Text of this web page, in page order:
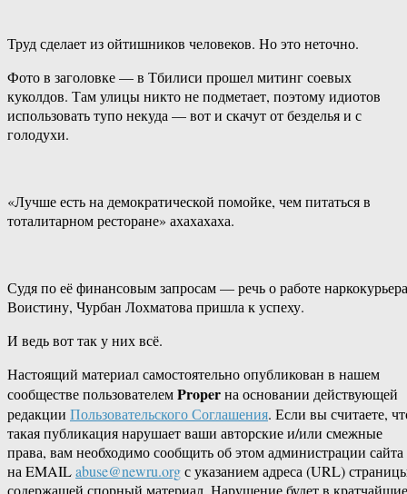
Труд сделает из ойтишников человеков. Но это неточно.
Фото в заголовке — в Тбилиси прошел митинг соевых
куколдов. Там улицы никто не подметает, поэтому идиотов
использовать тупо некуда — вот и скачут от безделья и с
голодухи.
«Лучше есть на демократической помойке, чем питаться в
тоталитарном ресторане» ахахахаха.
Судя по её финансовым запросам — речь о работе
Воистину, Чурбан Лохматова пришла к успеху.
И ведь вот так у них всё.
Настоящий материал самостоятельно опубликован в нашем
сообществе пользователемProperна основании действующей
редакции Пользовательского Соглашения. Если вы считаете,
такая публикация нарушает ваши авторские и/или смежные
права, вам необходимо сообщить об этом администрации сайта
на EMAILabuse@newru.orgс указанием адреса (URL)